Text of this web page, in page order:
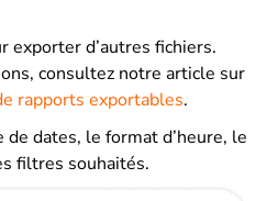
exporter d’autres fichiers.
consultez notre article sur
rapports exportables.
dates, le format d’heure, le
filtres souhaités.